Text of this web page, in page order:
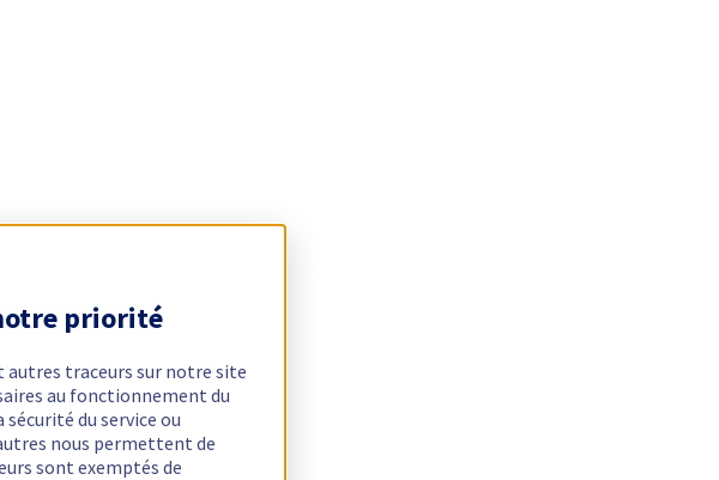
priorité
traceurs sur notre site
au fonctionnement du
du service ou
nous permettent de
sont exemptés de